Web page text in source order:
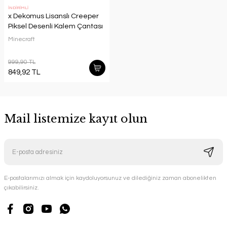
İNDİRİMLİ
x Dekomus Lisanslı Creeper
Piksel Desenli Kalem Çantası
Minecraft
999,90 TL
849,92 TL
Mail listemize kayıt olun
E-postalarımızı almak için kaydoluyorsunuz ve dilediğiniz zaman abonelikten
çıkabilirsiniz.